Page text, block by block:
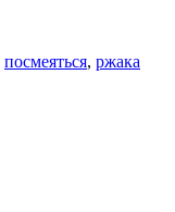
посмеяться, ржака